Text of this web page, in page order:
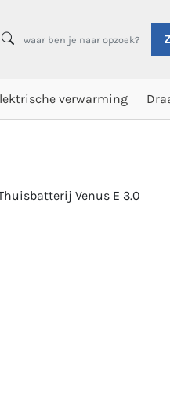
verwarming
Venus E 3.0